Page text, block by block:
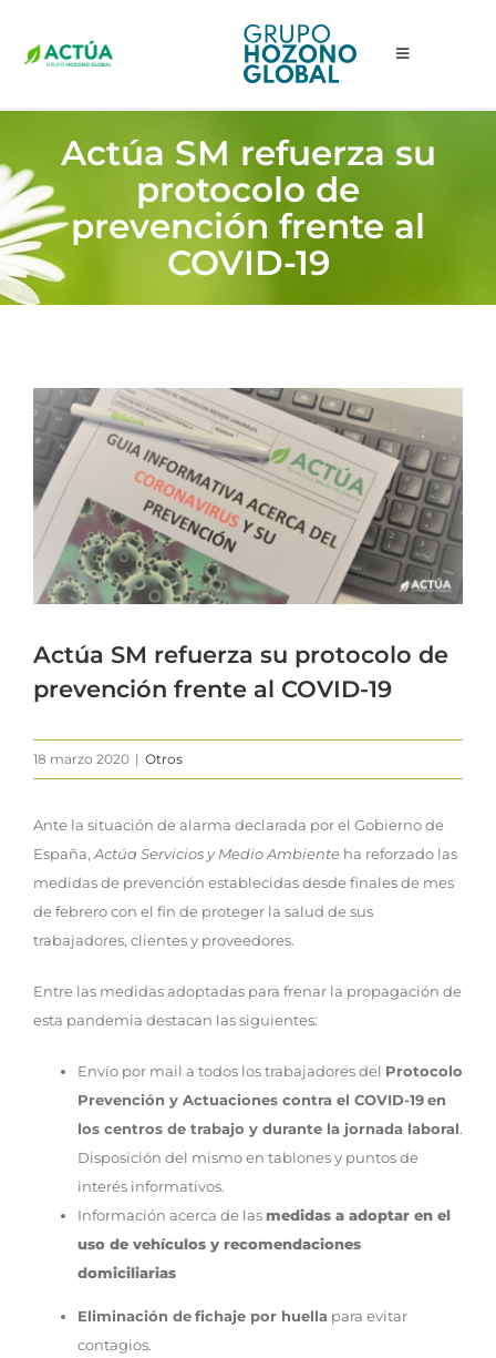
contenido
Toggle
EMPRESA
SERVICIOS
DELEGACIONES
CONTACTO
TRABAJA CON NOSOTROS
Actúa SM refuerza su
protocolo de
prevención frente al
COVID-19
Ver
imagen
más
grande
Actúa SM refuerza su protocolo de
prevención frente al COVID-19
18 marzo 2020 | Otros
Ante la situación de alarma declarada por el Gobierno de
España, Actúa Servicios y Medio Ambiente ha reforzado las
medidas de prevención establecidas desde finales de mes
de febrero con el fin de proteger la salud de sus
trabajadores, clientes y proveedores.
Entre las medidas adoptadas para frenar la propagación de
esta pandemia destacan las siguientes:
Envío por mail a todos los trabajadores del Protocolo
Prevención y Actuaciones contra el COVID-19en
los centros de trabajo y durante la jornada laboral.
Disposición del mismo en tablones y puntos de
interés informativos.
Información acerca de lasmedidas a adoptar en el
uso de vehículos y recomendaciones
domiciliarias
Eliminación defichaje por huella para evitar
contagios.